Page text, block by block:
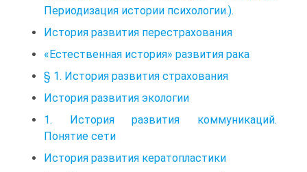
Периодизация истории психологии.).
История развития перестрахования
«Естественная история» развития рака
§ 1. История развития страхования
История развития экологии
1. История развития коммуникаций.
Понятие сети
История развития кератопластики